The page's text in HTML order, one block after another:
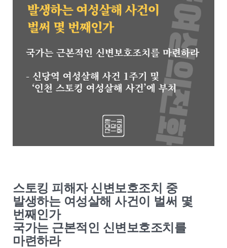
스토킹 피해자 신변보호조치 중
발생하는 여성살해 사건이 벌써 몇
번째인가
국가는 근본적인 신변보호조치를
마련하라